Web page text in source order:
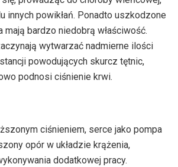
innych powikłań. Ponadto uszkodzone
mają bardzo niedobrą właściwość.
wytwarzać nadmierne ilości
powodujących skurcz tętnic,
podnosi ciśnienie krwi.
ciśnieniem, serce jako pompa
opór w układzie krążenia,
dodatkowej pracy.